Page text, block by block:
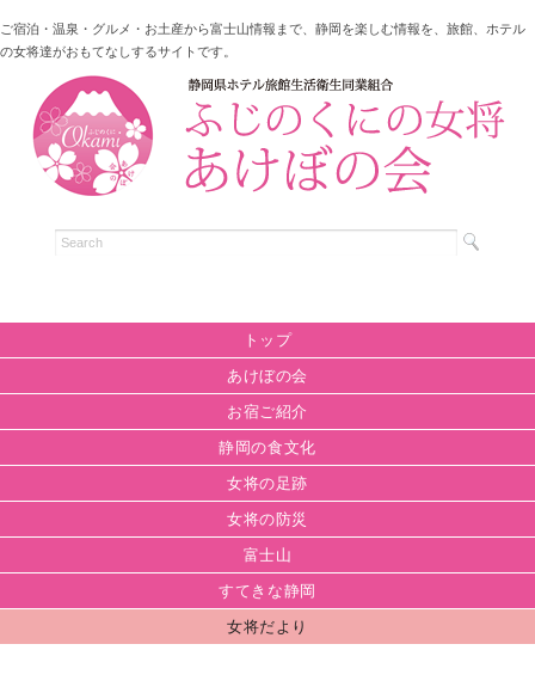
ご宿泊・温泉・グルメ・お土産から富士山情報まで、静岡を楽しむ情報を、旅館、ホテル
の女将達がおもてなしするサイトです。
トップ
あけぼの会
お宿ご紹介
静岡の食文化
女将の足跡
女将の防災
富士山
すてきな静岡
女将だより